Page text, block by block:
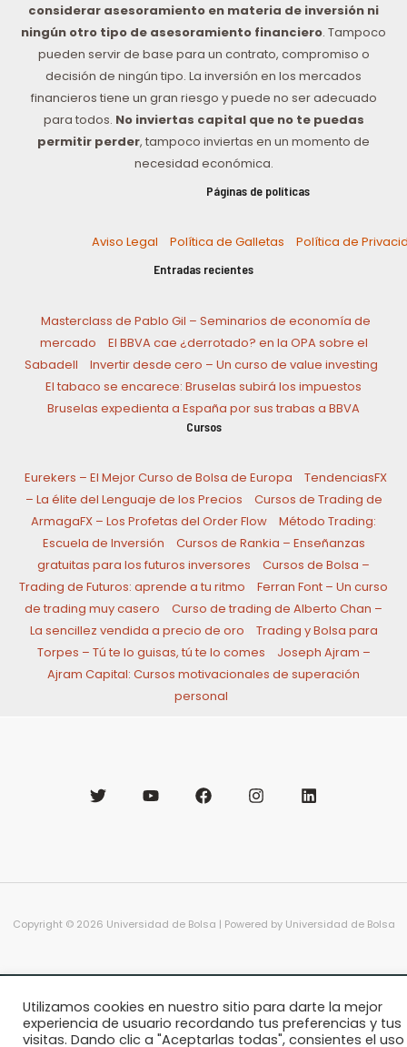
considerar asesoramiento en materia de inversión ni
ningún otro tipo de asesoramiento financiero. Tampoco
pueden servir de base para un contrato, compromiso o
decisión de ningún tipo. La inversión en los mercados
financieros tiene un gran riesgo y puede no ser adecuado
para todos. No inviertas capital que no te puedas
permitir perder, tampoco inviertas en un momento de
necesidad económica.
Páginas de políticas
Aviso Legal Política de Galletas Política de
Entradas recientes
Masterclass de Pablo Gil – Seminarios de economía de
mercado
El BBVA cae ¿derrotado? en la OPA sobre el
Sabadell
Invertir desde cero – Un curso de value investing
El tabaco se encarece: Bruselas subirá los impuestos
Bruselas expedienta a España por sus trabas a BBVA
Cursos
Eurekers – El Mejor Curso de Bolsa de Europa
TendenciasFX
– La élite del Lenguaje de los Precios
Cursos de Trading de
ArmagaFX – Los Profetas del Order Flow
Método Trading:
Escuela de Inversión
Cursos de Rankia – Enseñanzas
gratuitas para los futuros inversores
Cursos de Bolsa –
Trading de Futuros: aprende a tu ritmo
Ferran Font – Un curso
de trading muy casero
Curso de trading de Alberto Chan –
La sencillez vendida a precio de oro
Trading y Bolsa para
Torpes – Tú te lo guisas, tú te lo comes
Joseph Ajram –
Ajram Capital: Cursos motivacionales de superación
personal
Copyright © 2026 Universidad de Bolsa | Powered by Universidad de Bolsa
Utilizamos cookies en nuestro sitio para darte la mejor
experiencia de usuario recordando tus preferencias y tus
visitas. Dando clic a "Aceptarlas todas", consientes el uso